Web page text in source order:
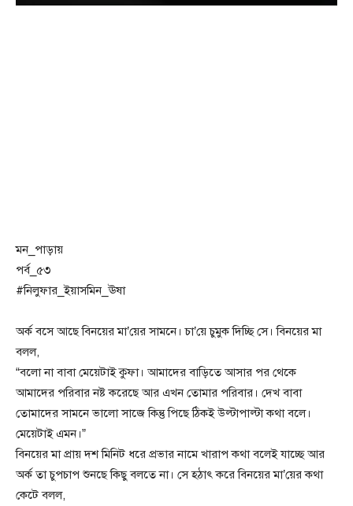
মন_পাড়ায়
পর্ব_৫৩
#নিলুফার_ইয়াসমিন_ঊষা
অর্ক বসে আছে বিনয়ের মা’য়ের সামনে। চা’য়ে চুমুক দিচ্ছি সে। বিনয়ের মা
বলল,
“বলো না বাবা মেয়েটাই কুফা। আমাদের বাড়িতে আসার পর থেকে
আমাদের পরিবার নষ্ট করেছে আর এখন তোমার পরিবার। দেখ বাবা
তোমাদের সামনে ভালো সাজে কিন্তু পিছে ঠিকই উল্টাপাল্টা কথা বলে।
মেয়েটাই এমন।”
বিনয়ের মা প্রায় দশ মিনিট ধরে প্রভার নামে খারাপ কথা বলেই যাচ্ছে আর
অর্ক তা চুপচাপ শুনছে কিছু বলতে না। সে হঠাৎ করে বিনয়ের মা’য়ের কথা
কেটে বলল,